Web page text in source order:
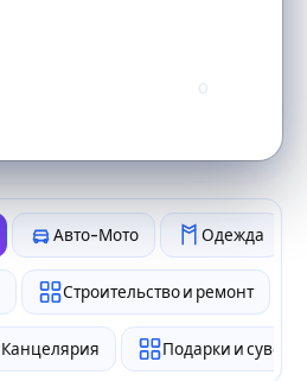
0
Авто-Мото Одежда
Строительство и ремонт
Канцелярия Подарки и